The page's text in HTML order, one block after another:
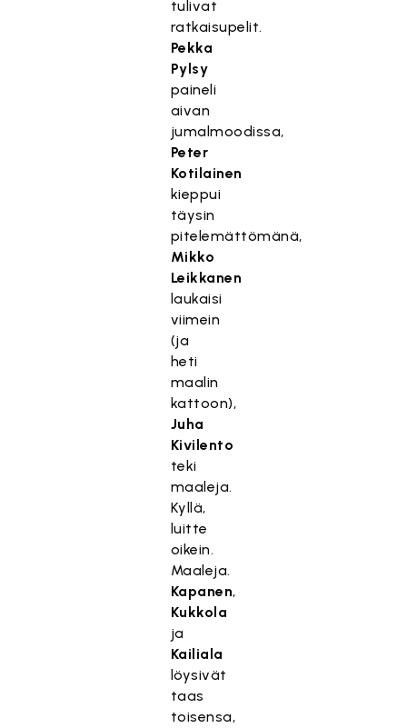
tulivat
ratkaisupelit.
Pekka
Pylsy
paineli
aivan
jumalmoodissa,
Peter
Kotilainen
kieppui
täysin
pitelemättömänä,
Mikko
Leikkanen
laukaisi
viimein
(ja
heti
maalin
kattoon),
Juha
Kivilento
teki
maaleja.
Kyllä,
luitte
oikein.
Maaleja.
Kapanen,
Kukkola
ja
Kailiala
löysivät
taas
toisensa,